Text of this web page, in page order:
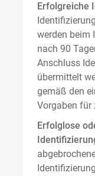
Erfolgreiche
werden beim
nach 90
Anschluss
übermittelt
gemäß den
Vorgaben für
Erfolglose